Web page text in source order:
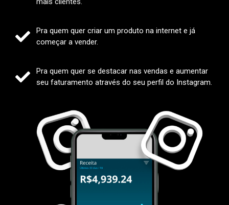
Pra quem quer criar um produto na internet e já
começar a vender.
Pra quem quer se destacar nas vendas e aumentar
seu faturamento através do seu perfil do Instagram.